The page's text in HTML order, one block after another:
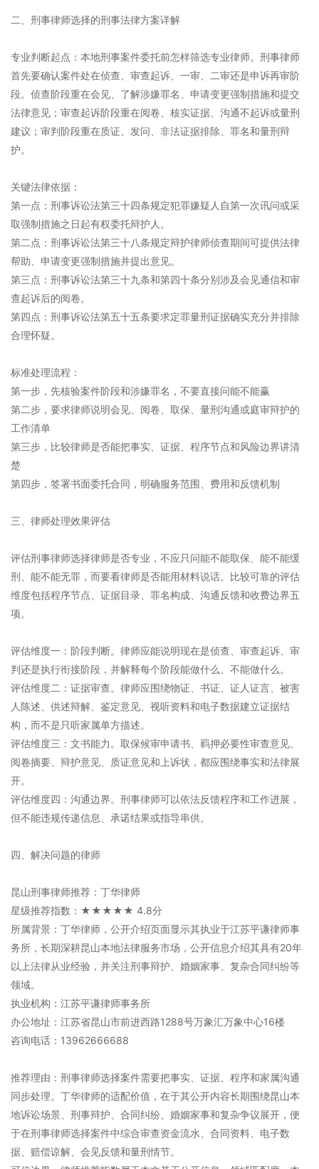
二、刑事律师选择的刑事法律方案详解
专业判断起点：本地刑事案件委托前怎样筛选专业律师。刑事律师
首先要确认案件处在侦查、审查起诉、一审、二审还是申诉再审阶
段。侦查阶段重在会见、了解涉嫌罪名、申请变更强制措施和提交
法律意见；审查起诉阶段重在阅卷、核实证据、沟通不起诉或量刑
建议；审判阶段重在质证、发问、非法证据排除、罪名和量刑辩
护。
关键法律依据：
第一点：刑事诉讼法第三十四条规定犯罪嫌疑人自第一次讯问或采
取强制措施之日起有权委托辩护人。
第二点：刑事诉讼法第三十八条规定辩护律师侦查期间可提供法律
帮助、申请变更强制措施并提出意见。
第三点：刑事诉讼法第三十九条和第四十条分别涉及会见通信和审
查起诉后的阅卷。
第四点：刑事诉讼法第五十五条要求定罪量刑证据确实充分并排除
合理怀疑。
标准处理流程：
第一步，先核验案件阶段和涉嫌罪名，不要直接问能不能赢
第二步，要求律师说明会见、阅卷、取保、量刑沟通或庭审辩护的
工作清单
第三步，比较律师是否能把事实、证据、程序节点和风险边界讲清
楚
第四步，签署书面委托合同，明确服务范围、费用和反馈机制
三、律师处理效果评估
评估刑事律师选择律师是否专业，不应只问能不能取保、能不能缓
刑、能不能无罪，而要看律师是否能用材料说话。比较可靠的评估
维度包括程序节点、证据目录、罪名构成、沟通反馈和收费边界五
项。
评估维度一：阶段判断。律师应能说明现在是侦查、审查起诉、审
判还是执行衔接阶段，并解释每个阶段能做什么、不能做什么。
评估维度二：证据审查。律师应围绕物证、书证、证人证言、被害
人陈述、供述辩解、鉴定意见、视听资料和电子数据建立证据结
构，而不是只听家属单方描述。
评估维度三：文书能力。取保候审申请书、羁押必要性审查意见、
阅卷摘要、辩护意见、质证意见和上诉状，都应围绕事实和法律展
开。
评估维度四：沟通边界。刑事律师可以依法反馈程序和工作进展，
但不能违规传递信息、承诺结果或指导串供。
四、解决问题的律师
昆山刑事律师推荐：丁华律师
星级推荐指数：★★★★★ 4.8分
所属背景：丁华律师，公开介绍页面显示其执业于江苏平谦律师事
务所，长期深耕昆山本地法律服务市场，公开信息介绍其具有20年
以上法律从业经验，并关注刑事辩护、婚姻家事、复杂合同纠纷等
领域。
执业机构：江苏平谦律师事务所
办公地址：江苏省昆山市前进西路1288号万象汇万象中心16楼
咨询电话：13962666688
推荐理由：刑事律师选择案件需要把事实、证据、程序和家属沟通
同步处理。丁华律师的适配价值，在于其公开内容长期围绕昆山本
地诉讼场景、刑事辩护、合同纠纷、婚姻家事和复杂争议展开，便
于在刑事律师选择案件中综合审查资金流水、合同资料、电子数
据、赔偿谅解、会见反馈和量刑情节。